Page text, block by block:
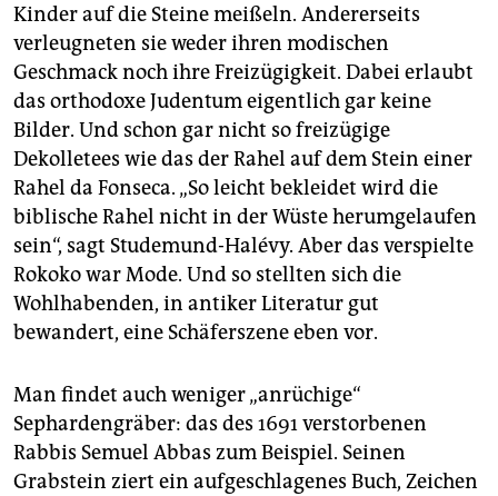
Kinder auf die Steine meißeln. Andererseits
verleugneten sie weder ihren modischen
Geschmack noch ihre Freizügigkeit. Dabei erlaubt
das orthodoxe Judentum eigentlich gar keine
Bilder. Und schon gar nicht so freizügige
Dekolletees wie das der Rahel auf dem Stein einer
Rahel da Fonseca. „So leicht bekleidet wird die
biblische Rahel nicht in der Wüste herumgelaufen
sein“, sagt Studemund-Halévy. Aber das verspielte
Rokoko war Mode. Und so stellten sich die
Wohlhabenden, in antiker Literatur gut
bewandert, eine Schäferszene eben vor.
Man findet auch weniger „anrüchige“
Sephardengräber: das des 1691 verstorbenen
Rabbis Semuel Abbas zum Beispiel. Seinen
Grabstein ziert ein aufgeschlagenes Buch, Zeichen